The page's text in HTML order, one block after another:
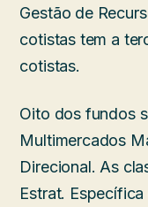
Gestão de
cotistas tem a
cotistas.
Oito dos fundos
Multimercados
Direcional. As
Estrat.